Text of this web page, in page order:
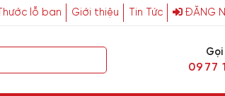
Thước lỗ ban Giới thiệu Tin Tức ĐĂNG
0977